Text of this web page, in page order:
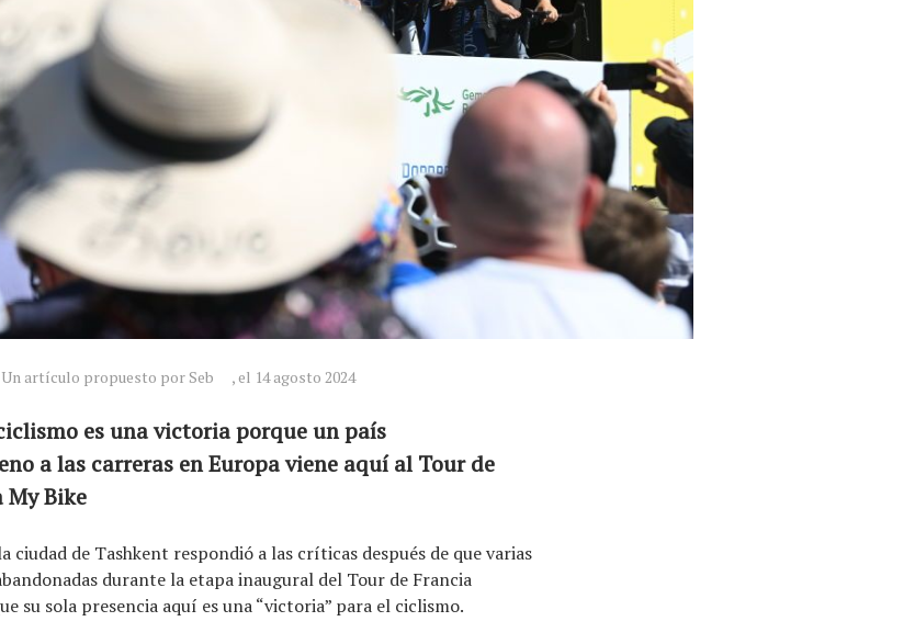
Un artículo propuesto por Seb , el 14 agosto 2024
es una victoria porque un país
a las carreras en Europa viene aquí al Tour de
My Bike
ciudad de Tashkent respondió a las críticas después de que varias
durante la etapa inaugural del Tour de Francia
su sola presencia aquí es una “victoria” para el ciclismo.